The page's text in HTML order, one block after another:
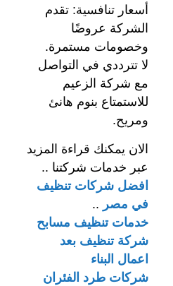
أسعار تنافسية: تقدم
الشركة عروضًا
وخصومات مستمرة.
لا تترددي في التواصل
مع شركة الزعيم
للاستمتاع بنوم هانئ
ومريح.
الان يمكنك قراءة المزيد
عبر خدمات شركتنا ..
افضل شركات تنظيف
في مصر ..
خدمات تنظيف مسابح
شركة تنظيف بعد
اعمال البناء
شركات طرد الفئران